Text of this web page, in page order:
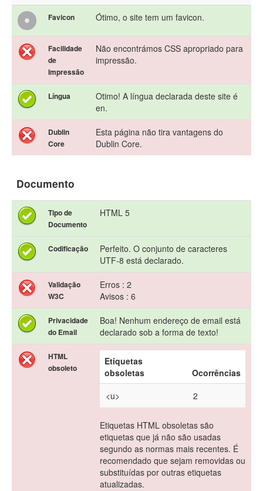
Favicon Ótimo, o site tem um favicon.
Facilidade
de
Impressão
Não encontrámos CSS apropriado para
impressão.
Língua
Otimo! A língua declarada deste site é
en.
Dublin
Core
Esta página não tira vantagens do
Dublin Core.
Documento
Tipo de
Documento
HTML 5
Codificação
Perfeito. O conjunto de caracteres
UTF-8 está declarado.
Validação
W3C
Erros : 2
Avisos : 6
Privacidade
do Email
Boa! Nenhum endereço de email está
declarado sob a forma de texto!
HTML
obsoleto
Etiquetas
obsoletas
Ocorrências
<u>
2
Etiquetas HTML obsoletas são
etiquetas que já não são usadas
segundo as normas mais recentes. É
recomendado que sejam removidas ou
substituídas por outras etiquetas
atualizadas.